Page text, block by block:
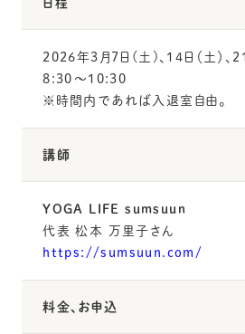
日程
2026年3月7日(土)、14日（土）、21
8:30〜10:30
※時間内であれば入退室自由。
講師
YOGA LIFE sumsuun
代表 松本 万里子さん
https://sumsuun.com/
料金、お申込